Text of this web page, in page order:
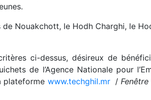
Nouakchott, le Hodh Charghi, le
ci-dessus, désireux de
de l’Agence Nationale pour
plateforme www.techghil.mr/Fenêtre